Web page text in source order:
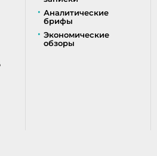
Аналитические
брифы
Экономические
обзоры